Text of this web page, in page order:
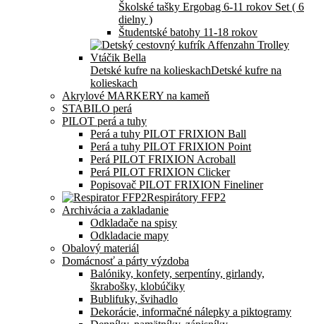
Školské tašky Ergobag 6-11 rokov Set ( 6
dielny )
Študentské batohy 11-18 rokov
Detské kufre na kolieskachDetské kufre na
kolieskach
Akrylové MARKERY na kameň
STABILO perá
PILOT perá a tuhy
Perá a tuhy PILOT FRIXION Ball
Perá a tuhy PILOT FRIXION Point
Perá PILOT FRIXION Acroball
Perá PILOT FRIXION Clicker
Popisovač PILOT FRIXION Fineliner
Respirátory FFP2
Archivácia a zakladanie
Odkladače na spisy
Odkladacie mapy
Obalový materiál
Domácnosť a párty výzdoba
Balóniky, konfety, serpentíny, girlandy,
škrabošky, klobúčiky
Bublifuky, švihadlo
Dekorácie, informačné nálepky a piktogramy